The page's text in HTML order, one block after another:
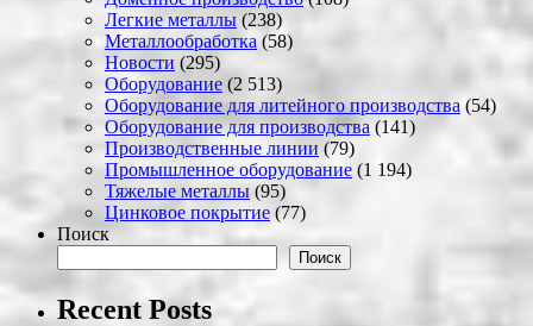
Легкие металлы (238)
Металлообработка (58)
Новости (295)
Оборудование (2 513)
Оборудование для литейного производства (54)
Оборудование для производства (141)
Производственные линии (79)
Промышленное оборудование (1 194)
Тяжелые металлы (95)
Цинковое покрытие (77)
Поиск
Поиск
Recent Posts